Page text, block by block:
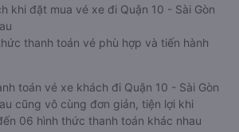
khi đặt mua vé xe đi Quận 10 - Sài Gòn
thanh toán vé phù hợp và tiến hành
toán vé xe khách đi Quận 10 - Sài Gòn
cũng vô cùng đơn giản, tiện lợi khi
06 hình thức thanh toán khác nhau